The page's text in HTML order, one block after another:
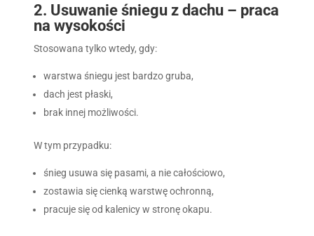
2. Usuwanie śniegu z dachu – praca
na wysokości
Stosowana tylko wtedy, gdy:
warstwa śniegu jest bardzo gruba,
dach jest płaski,
brak innej możliwości.
W tym przypadku:
śnieg usuwa się pasami, a nie całościowo,
zostawia się cienką warstwę ochronną,
pracuje się od kalenicy w stronę okapu.